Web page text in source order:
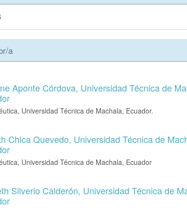
a
Aponte Córdova, Universidad Técnica de
Universidad Técnica de Machala, Ecuador.
Chica Quevedo, Universidad Técnica de
Universidad Técnica de Machala, Ecuador
Silverio Calderón, Universidad Técnica de